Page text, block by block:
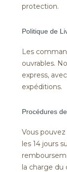
protection.
Politique de
Les
ouvrables.
express,
expéditions.
Procédures
Vous
les 14 jours
la charge du